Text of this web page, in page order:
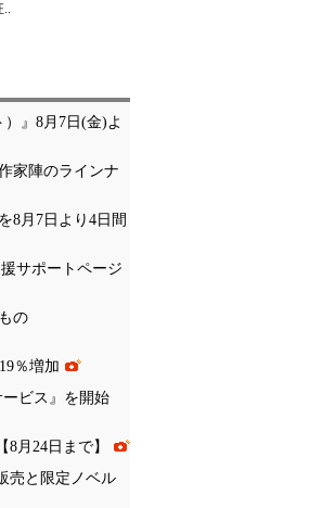
..
』8月7日(金)よ
家陣のラインナ
8月7日より4日間
サポートページ
の
％増加
ービス』を開始
月24日まで】
売と限定ノベル